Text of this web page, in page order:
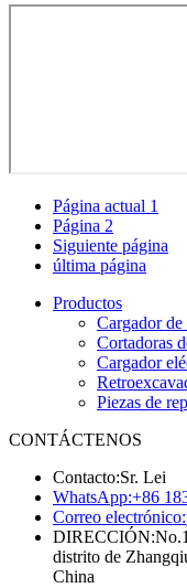
Página actual 1
Página 2
Siguiente página
última página
Productos
Cargador
Cortadoras
Cargador
Piezas de
CONTÁCTENOS
Contacto:Sr. Lei
WhatsApp:+86
Correo electrónico:
DIRECCIÓN:
distrito de
China